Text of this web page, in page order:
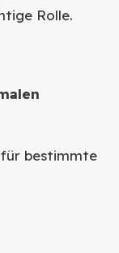
Rolle.
für bestimmte